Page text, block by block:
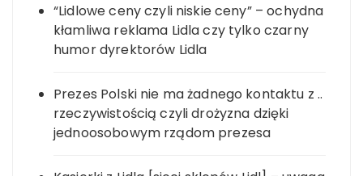
“Lidlowe ceny czyli niskie ceny” – ochydna
kłamliwa reklama Lidla czy tylko czarny
humor dyrektorów Lidla
Prezes Polski nie ma żadnego kontaktu z ..
rzeczywistością czyli drożyzna dzięki
jednoosobowym rządom prezesa